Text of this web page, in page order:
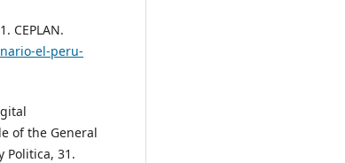
CEPLAN.
el-peru-
of the General
Politica, 31.